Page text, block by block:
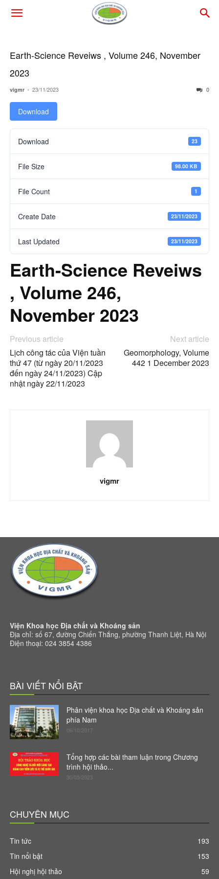
Earth-Science Reveiws , Volume 246, November
2023
vigmr - 23/11/2023 0
Download
Download 23
File Size 98.00 KB
File Count 1
Create Date 23/11/2023
Last Updated 23/11/2023
Earth-Science Reveiws
, Volume 246,
November 2023
Previous article
Lịch công tác của Viện tuần
thứ 47 (từ ngày 20/11/2023
đến ngày 24/11/2023) Cập
nhật ngày 22/11/2023
Next article
Geomorphology, Volume
442 1 December 2023
vigmr
Viện Khoa học Địa chất và Khoáng sản
Địa chỉ: số 67, đường Chiến Thắng, phường Thanh Liệt, Hà Nội
Điện thoại: 024 3854 4386
BÀI VIẾT NỔI BẬT
Phân viện khoa học Địa chất và Khoáng sản
phía Nam
06/10/2017
Tổng hợp các bài tham luận trong Chương
trình hội thảo...
30/05/2023
CHUYÊN MỤC
Tin tức
193
Tin nổi bật
153
Hội nghị hội thảo
59